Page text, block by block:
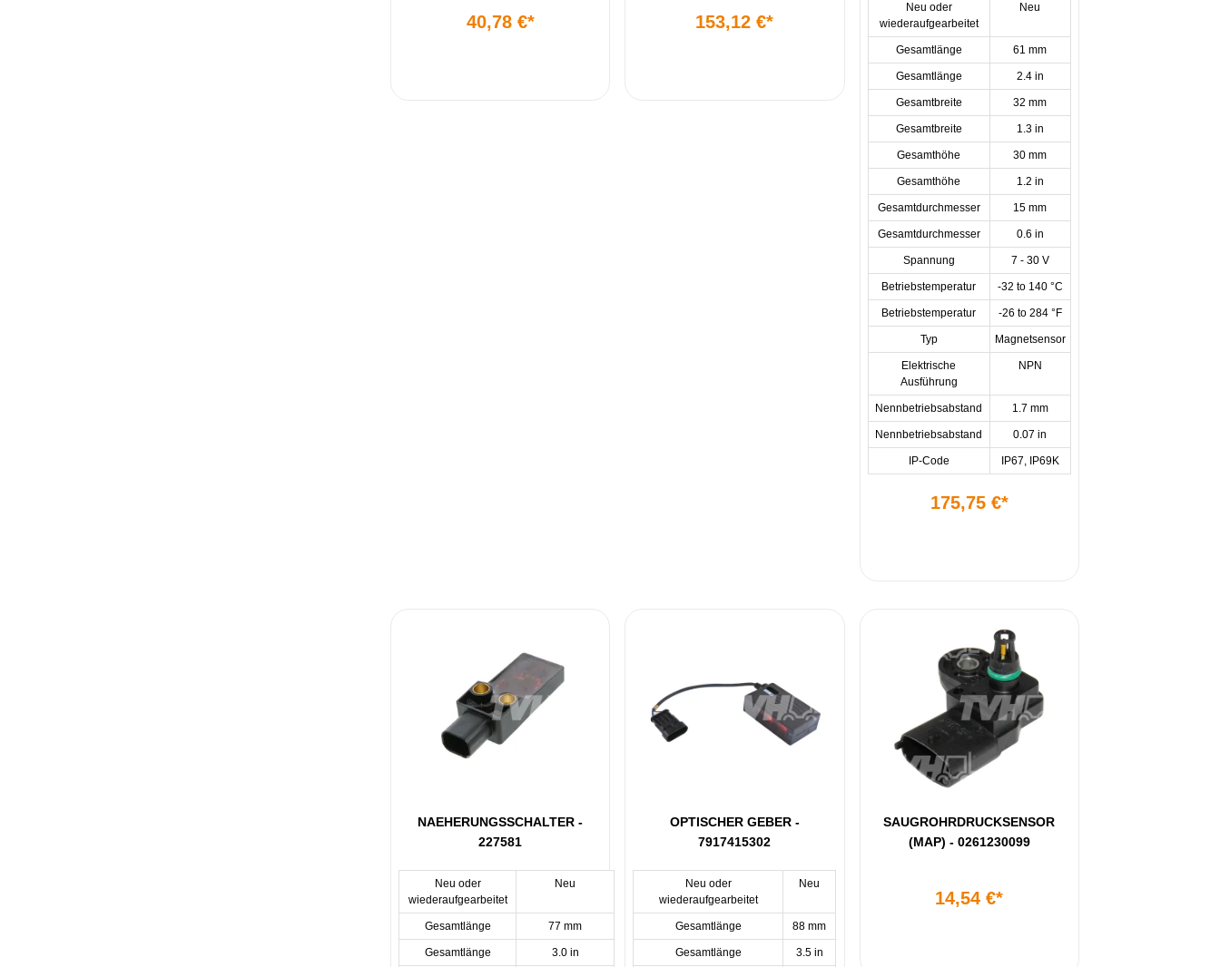
40,78 €* 153,12 €*
Neu oder
wiederaufgearbeitet
Neu
Gesamtlänge 61 mm
Gesamtlänge 2.4 in
Gesamtbreite 32 mm
Gesamtbreite 1.3 in
Gesamthöhe 30 mm
Gesamthöhe 1.2 in
Gesamtdurchmesser 15 mm
Gesamtdurchmesser 0.6 in
Spannung 7 - 30 V
Betriebstemperatur -32 to 140 °C
Betriebstemperatur -26 to 284 °F
Typ Magnetsensor
Elektrische
Ausführung
NPN
Nennbetriebsabstand 1.7 mm
Nennbetriebsabstand 0.07 in
IP-Code IP67, IP69K
175,75 €*
NAEHERUNGSSCHALTER -
227581
Neu oder
wiederaufgearbeitet
Neu
Gesamtlänge 77 mm
Gesamtlänge 3.0 in
OPTISCHER GEBER -
7917415302
Neu oder
wiederaufgearbeitet
Neu
Gesamtlänge 88 mm
Gesamtlänge 3.5 in
SAUGROHRDRUCKSENSOR
(MAP) - 0261230099
14,54 €*